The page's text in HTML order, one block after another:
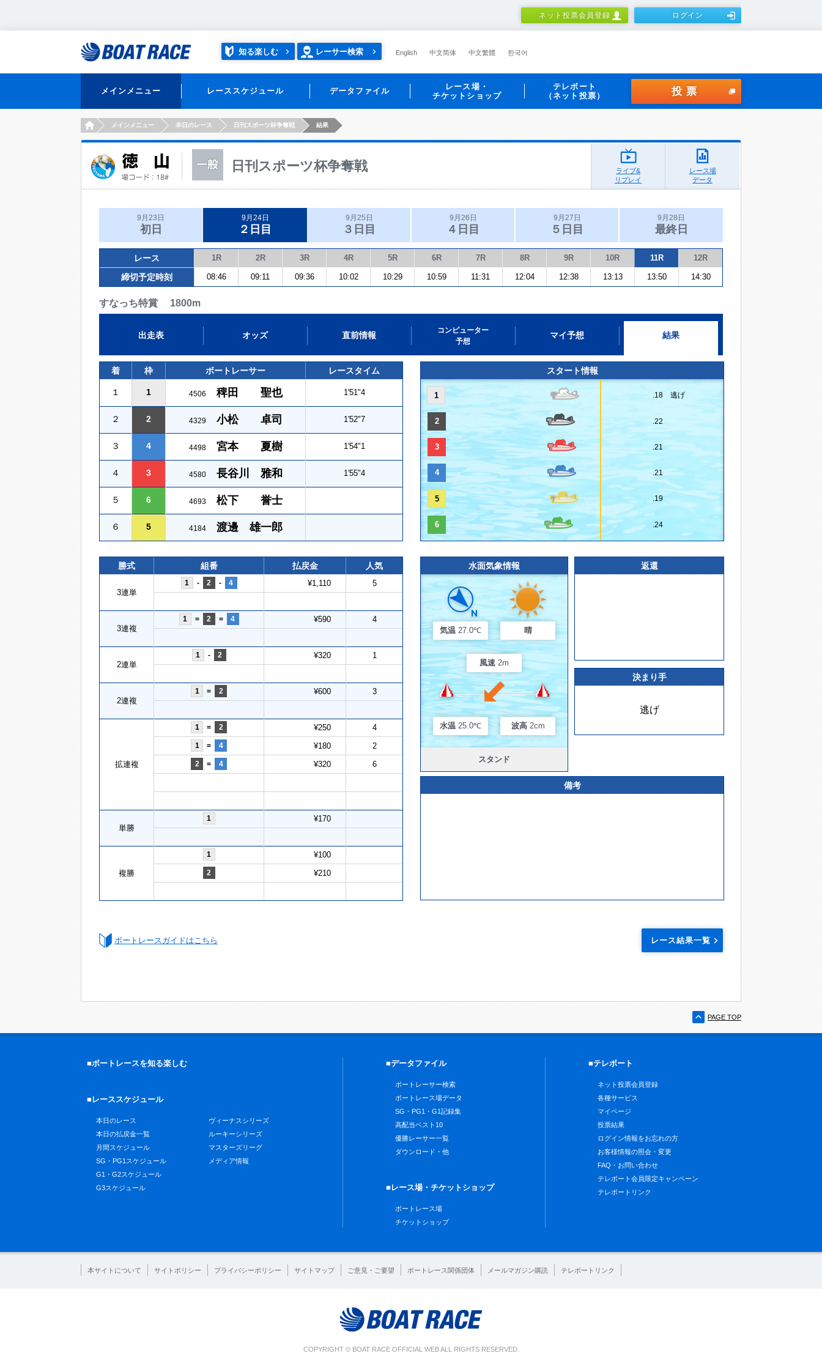
ネット投票会員登録 ログイン
知る楽しむ レーサー検索 English 中文简体 中文繁體 한국어
メインメニュー レーススケジュール データファイル
レース場・
チケットショップ
テレボート
（ネット投票）
投票
HOMEメインメニュー 本日のレース 日刊スポーツ杯争奪戦 結果
日刊スポーツ杯争奪戦
ライブ&
リプレイ
レース場
データ
9月23日
初日
9月24日
２日目
9月25日
３日目
9月26日
４日目
9月27日
５日目
9月28日
最終日
レース 1R 2R 3R 4R 5R 6R 7R 8R 9R 10R 11R 12R
締切予定時刻 08:46 09:11 09:36 10:02 10:29 10:59 11:31 12:04 12:38 13:13 13:50 14:30
すなっち特賞 1800m
出走表 オッズ 直前情報
コンピューター
予想
マイ予想 結果
着 枠 ボートレーサー レースタイム
１ 1 4506 稗田 聖也 1'51"4
２ 2 4329 小松 卓司 1'52"7
３ 4 4498 宮本 夏樹 1'54"1
４ 3 4580 長谷川 雅和 1'55"4
５ 6 4693 松下 誉士
６ 5 4184 渡邊 雄一郎
スタート情報
1 .18 逃げ
2 .22
3 .21
4 .21
5 .19
6 .24
勝式 組番 払戻金 人気
3連単
1 - 2 - 4 ¥1,110 5
3連複
1 = 2 = 4 ¥590 4
2連単
1 - 2 ¥320 1
2連複
1 = 2 ¥600 3
拡連複
1 = 2 ¥250 4
1 = 4 ¥180 2
2 = 4 ¥320 6
単勝
1 ¥170
複勝
1 ¥100
2 ¥210
水面気象情報
気温 27.0℃ 晴
風速 2m
水温 25.0℃ 波高 2cm
スタンド
返還
決まり手
逃げ
備考
ボートレースガイドはこちら レース結果一覧
PAGE TOP
■ボートレースを知る楽しむ
■レーススケジュール
本日のレース
本日の払戻金一覧
月間スケジュール
SG・PG1スケジュール
G1・G2スケジュール
G3スケジュール
ヴィーナスシリーズ
ルーキーシリーズ
マスターズリーグ
メディア情報
■データファイル
ボートレーサー検索
ボートレース場データ
SG・PG1・G1記録集
高配当ベスト10
優勝レーサー一覧
ダウンロード・他
■レース場・チケットショップ
ボートレース場
チケットショップ
■テレボート
ネット投票会員登録
各種サービス
マイページ
投票結果
ログイン情報をお忘れの方
お客様情報の照会・変更
FAQ・お問い合わせ
テレボート会員限定キャンペーン
テレボートリンク
本サイトについて サイトポリシー プライバシーポリシー サイトマップ ご意見・ご要望 ボートレース関係団体 メールマガジン購読 テレボートリンク
COPYRIGHT © BOAT RACE OFFICIAL WEB ALL RIGHTS RESERVED.